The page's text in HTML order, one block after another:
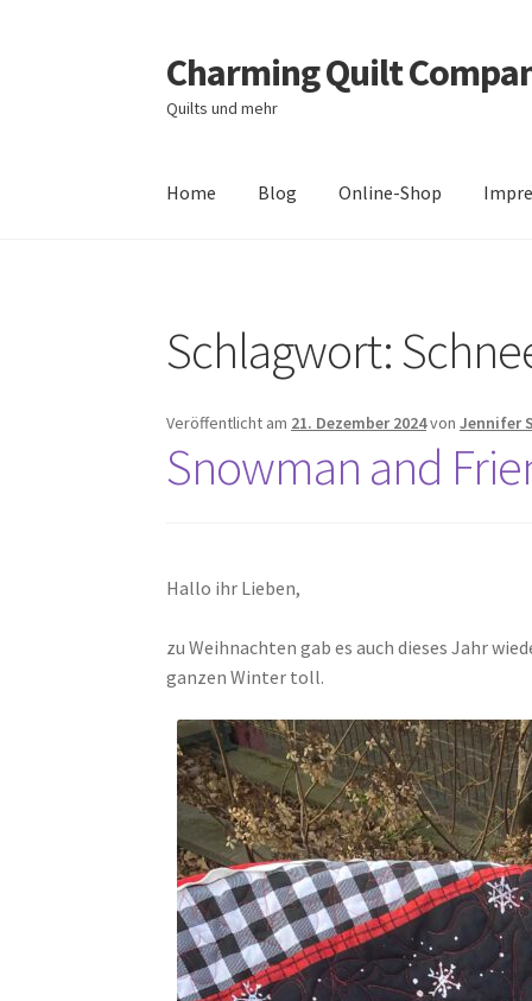
Zur
Navigation
springen
Zum
Inhalt
springen
Charming Quilt
Quilts und mehr
Home Blog Online-Shop
Zahlungsarten
Schlagwort:
Veröffentlicht am 21. Dezember 2024vonJennifer
Snowman and
Hallo ihr Lieben,
zu Weihnachten gab es auch dieses Jahr
ganzen Winter toll.